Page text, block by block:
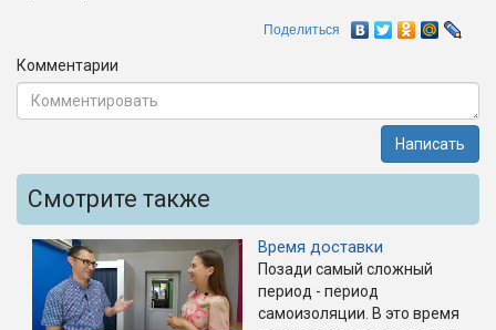
Поделиться
Комментарии
Написать
Смотрите также
Время доставки
Позади самый сложный
период - период
самоизоляции. В это время